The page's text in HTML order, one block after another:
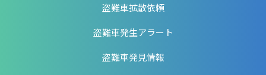
盗難車拡散依頼
盗難車発生アラート
盗難車発見情報